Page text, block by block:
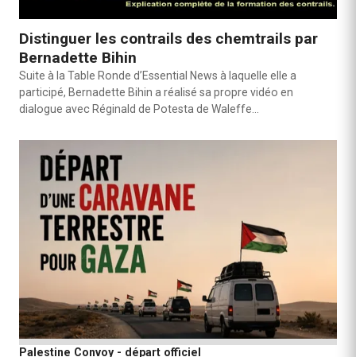
Distinguer les contrails des chemtrails par
Bernadette Bihin
Suite à la Table Ronde d’Essential News à laquelle elle a
participé, Bernadette Bihin a réalisé sa propre vidéo en
dialogue avec Réginald de Potesta de Waleffe…
Palestine Convoy - départ officiel